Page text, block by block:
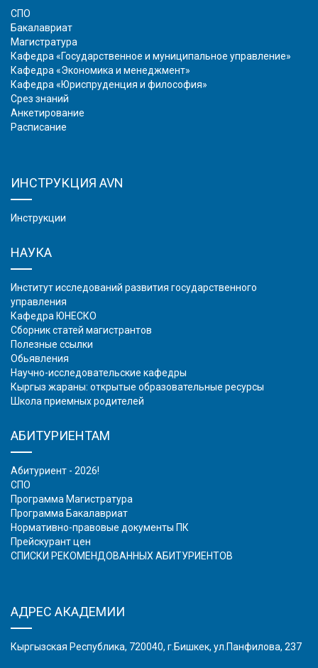
СПО
Бакалавриат
Магистратура
Кафедра «Государственное и муниципальное управление»
Кафедра «Экономика и менеджмент»
Кафедра «Юриспруденция и философия»
Срез знаний
Анкетирование
Расписание
ИНСТРУКЦИЯ AVN
Инструкции
НАУКА
Институт исследований развития государственного
управления
Кафедра ЮНЕСКО
Сборник статей магистрантов
Полезные ссылки
Обьявления
Научно-исследовательские кафедры
Кыргыз жараны: открытые образовательные ресурсы
Школа приемных родителей
АБИТУРИЕНТАМ
Абитуриент - 2026!
СПО
Программа Магистратура
Программа Бакалавриат
Нормативно-правовые документы ПК
Прейскурант цен
СПИСКИ РЕКОМЕНДОВАННЫХ АБИТУРИЕНТОВ
АДРЕС АКАДЕМИИ
Кыргызская Республика, 720040, г.Бишкек, ул.Панфилова, 237